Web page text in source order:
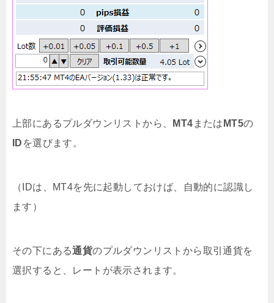
上部にあるプルダウンリストから、 MT4 または MT5の
ID を選びます。
（IDは、MT4を先に起動しておけば、自動的に認識し
ます）
その下にある通貨のプルダウンリストから取引通貨を
選択すると、レートが表示されます。